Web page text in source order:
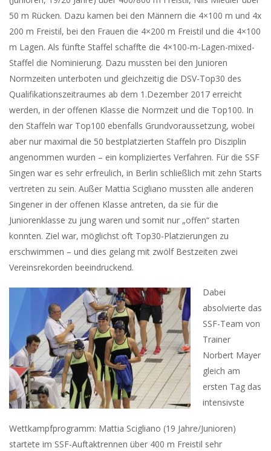
50 m Rücken. Dazu kamen bei den Männern die 4×100 m und 4x
200 m Freistil, bei den Frauen die 4×200 m Freistil und die 4×100
m Lagen. Als fünfte Staffel schaffte die 4×100-m-Lagen-mixed-
Staffel die Nominierung. Dazu mussten bei den Junioren
Normzeiten unterboten und gleichzeitig die DSV-Top30 des
Qualifikationszeitraumes ab dem 1.Dezember 2017 erreicht
werden, in der offenen Klasse die Normzeit und die Top100. In
den Staffeln war Top100 ebenfalls Grundvoraussetzung, wobei
aber nur maximal die 50 bestplatzierten Staffeln pro Disziplin
angenommen wurden – ein kompliziertes Verfahren. Für die SSF
Singen war es sehr erfreulich, in Berlin schließlich mit zehn Starts
vertreten zu sein. Außer Mattia Scigliano mussten alle anderen
Singener in der offenen Klasse antreten, da sie für die
Juniorenklasse zu jung waren und somit nur „offen“ starten
konnten. Ziel war, möglichst oft Top30-Platzierungen zu
erschwimmen – und dies gelang mit zwölf Bestzeiten zwei
Vereinsrekorden beeindruckend.
Dabei
absolvierte das
SSF-Team von
Trainer
Norbert Mayer
gleich am
ersten Tag das
intensivste
Wettkampfprogramm: Mattia Scigliano (19 Jahre/Junioren)
startete im SSF-Auftaktrennen über 400 m Freistil sehr